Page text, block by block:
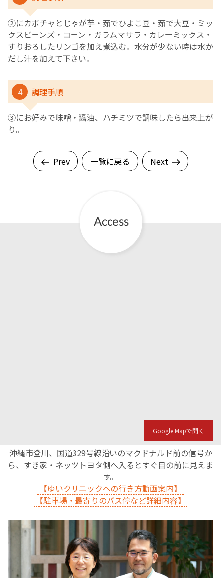
➁にカボチャとじゃが芋・茹でひよこ豆・茹で大豆・ミッ
クスビーンズ・コーン・ガラムマサラ・カレーミックス・
すりおろしたリンゴを加え煮込む。水分が少ない時は水か
だし汁を加えて下さい。
4 調理手順
③にお好みで味噌・醤油、ハチミツで調味したら出来上が
り。
Prev 一覧に戻る Next
Google Mapで開く
沖縄市登川、国道329号線沿いのマクドナルド前の信号か
ら、すき家・ネッツトヨタ側へ入るとすぐ目の前に見えま
す。
【ゆいクリニックへの行き方動画案内】
【駐車場・最寄りのバス停など詳細内容】